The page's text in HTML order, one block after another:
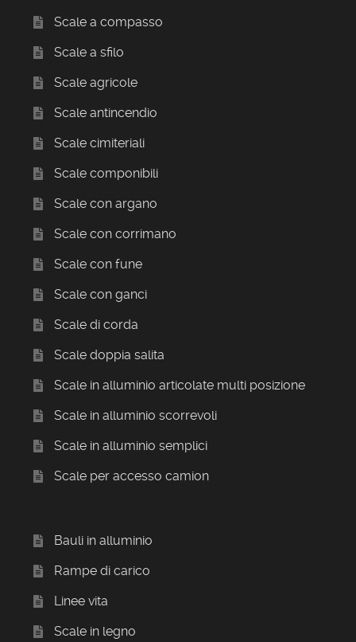
Scale a compasso
Scale a sfilo
Scale agricole
Scale antincendio
Scale cimiteriali
Scale componibili
Scale con argano
Scale con corrimano
Scale con fune
Scale con ganci
Scale di corda
Scale doppia salita
Scale in alluminio articolate multi posizione
Scale in alluminio scorrevoli
Scale in alluminio semplici
Scale per accesso camion
Bauli in alluminio
Rampe di carico
Linee vita
Scale in legno